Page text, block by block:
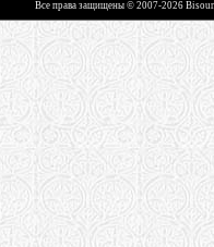
Все права защищены © 2007-2026